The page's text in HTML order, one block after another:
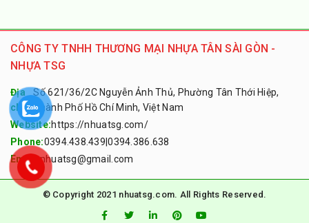
CÔNG TY TNHH THƯƠNG MẠI NHỰA TÂN SÀI GÒN -
NHỰA TSG
Địa
chỉ:
Số 621/36/2C Nguyễn Ảnh Thủ, Phường Tân Thới Hiệp,
Thành Phố Hồ Chí Minh, Việt Nam
Website:https://nhuatsg.com/
Phone:0394.438.439 |0394.386.638
Email:nhuatsg@gmail.com
© Copyright 2021 nhuatsg.com. All Rights Reserved.